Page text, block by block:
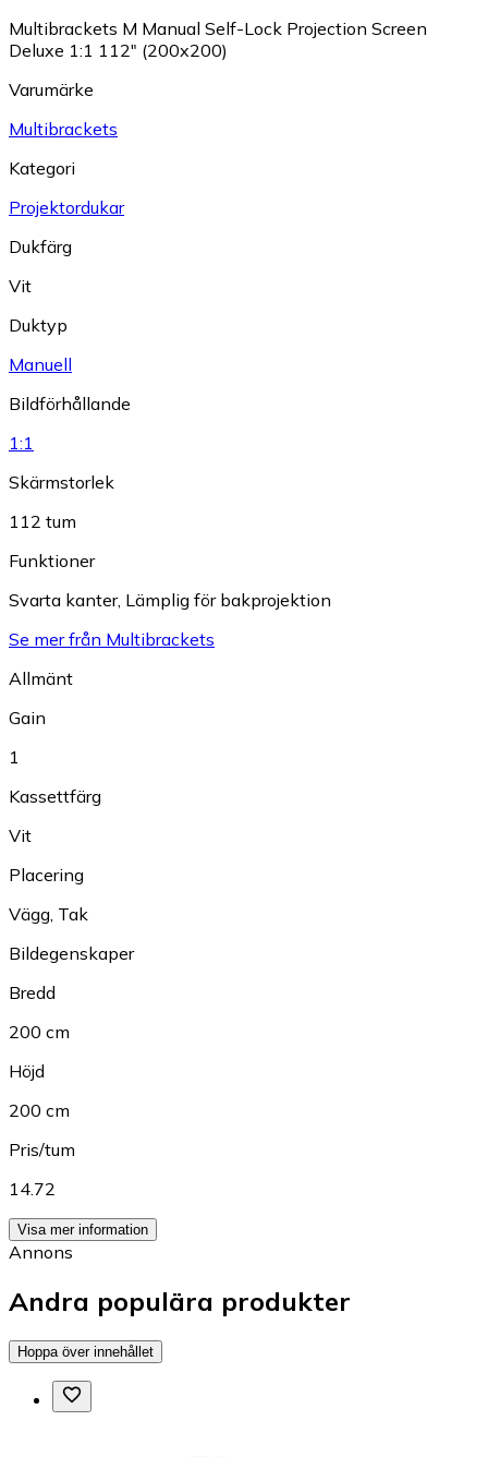
Multibrackets M Manual Self-Lock Projection Screen
Deluxe 1:1 112" (200x200)
Varumärke
Multibrackets
Kategori
Projektordukar
Dukfärg
Vit
Duktyp
Manuell
Bildförhållande
1:1
Skärmstorlek
112 tum
Funktioner
Svarta kanter, Lämplig för bakprojektion
Se mer från Multibrackets
Allmänt
Gain
1
Kassettfärg
Vit
Placering
Vägg, Tak
Bildegenskaper
Bredd
200 cm
Höjd
200 cm
Pris/tum
14.72
Visa mer information
Annons
Andra populära produkter
Hoppa över innehållet